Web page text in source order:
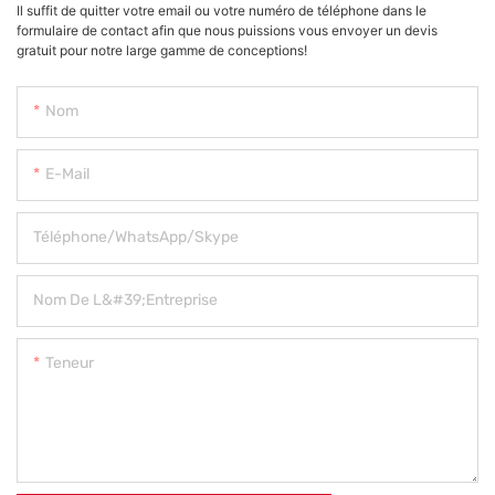
Il suffit de quitter votre email ou votre numéro de téléphone dans le
formulaire de contact afin que nous puissions vous envoyer un devis
gratuit pour notre large gamme de conceptions!
Nom
E-Mail
Téléphone/WhatsApp/Skype
Nom De L&#39;entreprise
Teneur